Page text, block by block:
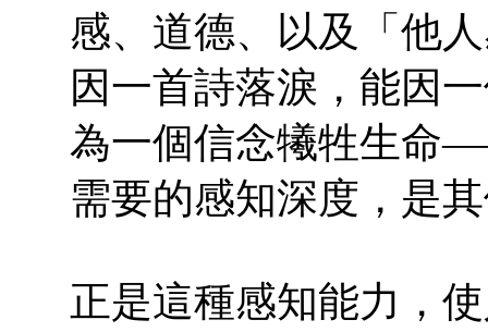
感、道德、以及「他
因一首詩落淚，能因
為一個信念犧牲生命
需要的感知深度，是
正是這種感知能力，